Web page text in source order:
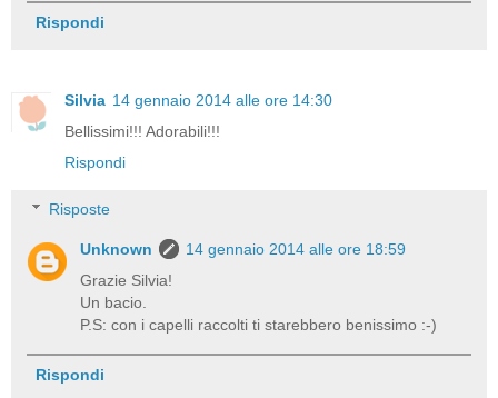
Rispondi
Silvia 14 gennaio 2014 alle ore 14:30
Bellissimi!!! Adorabili!!!
Rispondi
Risposte
Unknown
14 gennaio 2014 alle ore 18:59
Grazie Silvia!
Un bacio.
P.S: con i capelli raccolti ti starebbero benissimo :-)
Rispondi